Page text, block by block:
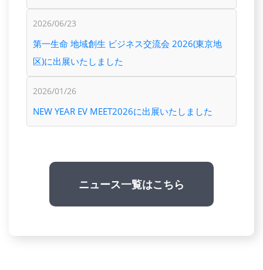
2026/06/23
第一生命 地域創生 ビジネス交流会 2026(東京地
区)に出展いたしました
2026/01/26
NEW YEAR EV MEET2026に出展いたしました
ニュース一覧はこちら